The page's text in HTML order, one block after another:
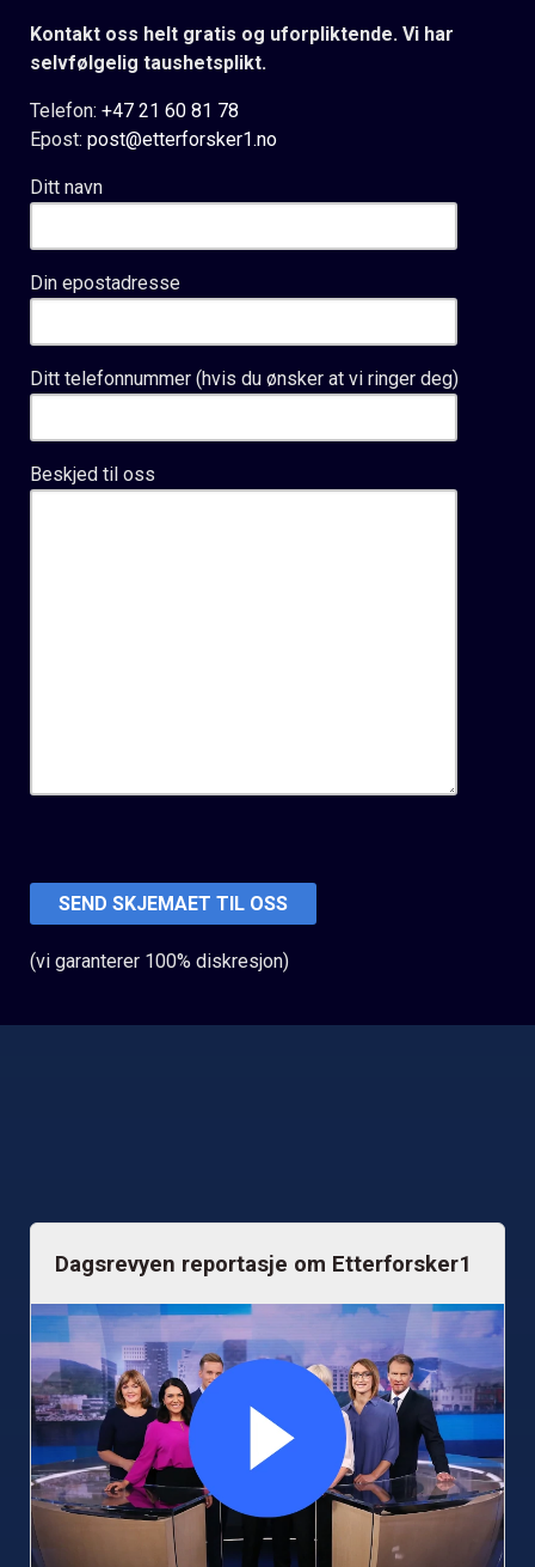
Kontakt oss helt gratis og uforpliktende. Vi har
selvfølgelig taushetsplikt.
Telefon: +47 21 60 81 78
Epost: post@etterforsker1.no
Ditt navn
Din epostadresse
Ditt telefonnummer (hvis du ønsker at vi ringer deg)
Beskjed til oss
(vi garanterer 100% diskresjon)
Dagsrevyen reportasje om Etterforsker1